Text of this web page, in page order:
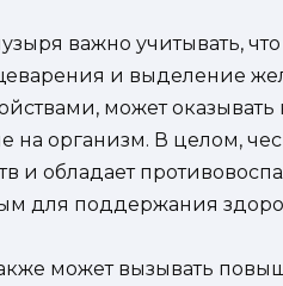
важно учитывать,
и выделение
может оказывать
на организм. В целом,
и обладает
для поддержания
может вызывать